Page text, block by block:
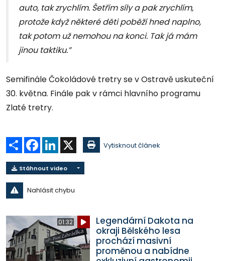
auto, tak zrychlím. Šetřím síly a pak zrychlím,
protože když některé děti poběží hned naplno,
tak potom už nemohou na konci. Tak já mám
jinou taktiku.”
Semifinále Čokoládové tretry se v Ostravě uskuteční
30. května. Finále pak v rámci hlavního programu
Zlaté tretry.
Sdílet Facebook
LinkedIn Vytisknout článek
Stáhnout video
Nahlásit chybu
01:32
Legendární Dakota na
okraji Bělského lesa
prochází masivní
proměnou a nabídne